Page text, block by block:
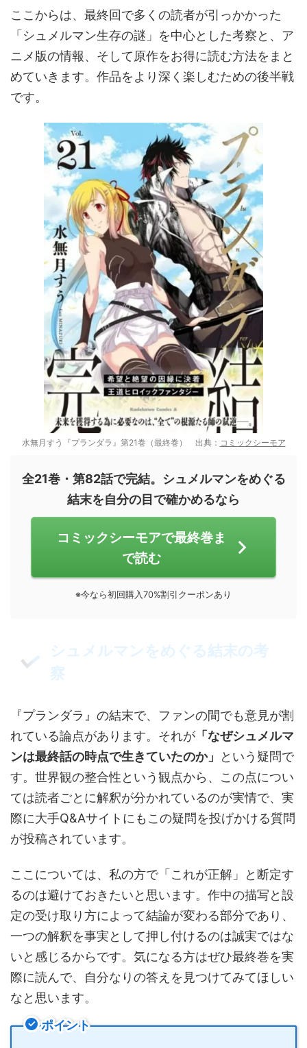
ここからは、最終回で多くの読者が引っかかった
「シュメルマン生存の謎」を中心とした考察と、ア
ニメ版の情報、そして原作をお得に読む方法をまと
めていきます。作品をより深く楽しむための後半戦
です。
水無月すう『プランダラ』第21巻（最終巻） 出典： コミックシーモア
全21巻・第82話で完結。シュメルマンをめぐる
結末を自分の目で確かめるなら
コミックシーモアで最終巻ま
で読む
※今なら初回購入70%割引クーポンあり
シュメルマンをめぐる結末の考
察
『プランダラ』の結末で、ファンの間でも意見が割
れている論点があります。それが 「なぜシュメルマ
ンは最終話の時点で生きていたのか」
という疑問で
す。世界観の整合性という観点から、この点につい
ては読者ごとに解釈が分かれているのが実情で、実
際に大手Q&Aサイトにもこの疑問を投げかける質問
が投稿されています。
ここについては、私の方で「これが正解」と断定す
るのは避けておきたいと思います。作中の描写と設
定の受け取り方によって結論が変わる部分であり、
一つの解釈を事実として押し付けるのは誠実ではな
いと感じるからです。気になる方はぜひ最終巻を実
際に読んで、自分なりの答えを見つけてみてほしい
なと思います。
ポイント